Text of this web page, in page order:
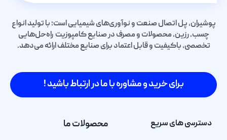
پوشیران، پل اتصال صنعت و نوآوری‌های شیمیایی است؛ با تولید انواع
چسب، رزین، محصولات و مصرف در صنایع کامپوزیت راه‌حل‌هایی
تخصصی، باکیفیت و قابل اعتماد برای صنایع مختلف ارائه می‌دهد.
برای خرید و مشاوره با ما در ارتباط باشید !
دسترسی های سریع محصولات ما